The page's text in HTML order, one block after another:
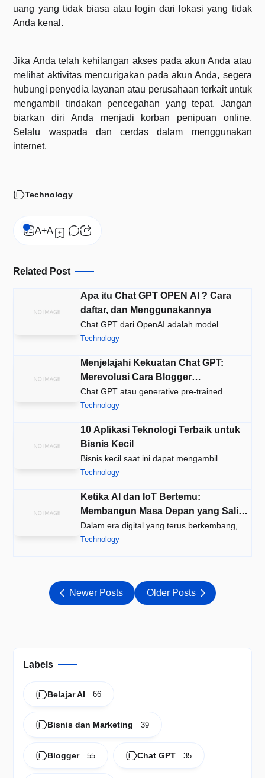
uang yang tidak biasa atau login dari lokasi yang tidak
Anda kenal.
Jika Anda telah kehilangan akses pada akun Anda atau
melihat aktivitas mencurigakan pada akun Anda, segera
hubungi penyedia layanan atau perusahaan terkait untuk
mengambil tindakan pencegahan yang tepat. Jangan
biarkan diri Anda menjadi korban penipuan online.
Selalu waspada dan cerdas dalam menggunakan
internet.
Technology
Related Post
Apa itu Chat GPT OPEN AI ? Cara
daftar, dan Menggunakannya
Chat GPT dari OpenAI adalah model
kecerdasan buatan (AI) yang dilatih …
Technology
Menjelajahi Kekuatan Chat GPT:
Merevolusi Cara Blogger
Berkomunikasi dengan Pembacanya
Chat GPT atau generative pre-trained
transformer adalah teknologi kece…
Technology
10 Aplikasi Teknologi Terbaik untuk
Bisnis Kecil
Bisnis kecil saat ini dapat mengambil
keuntungan dari berbagai aplikas…
Technology
Ketika AI dan IoT Bertemu:
Membangun Masa Depan yang Saling
Terhubung
Dalam era digital yang terus berkembang,
teknologi menjadi semakin pen…
Technology
Newer Posts Older Posts
Labels
Belajar AI 66
Bisnis dan Marketing 39
Blogger 55 Chat GPT 35